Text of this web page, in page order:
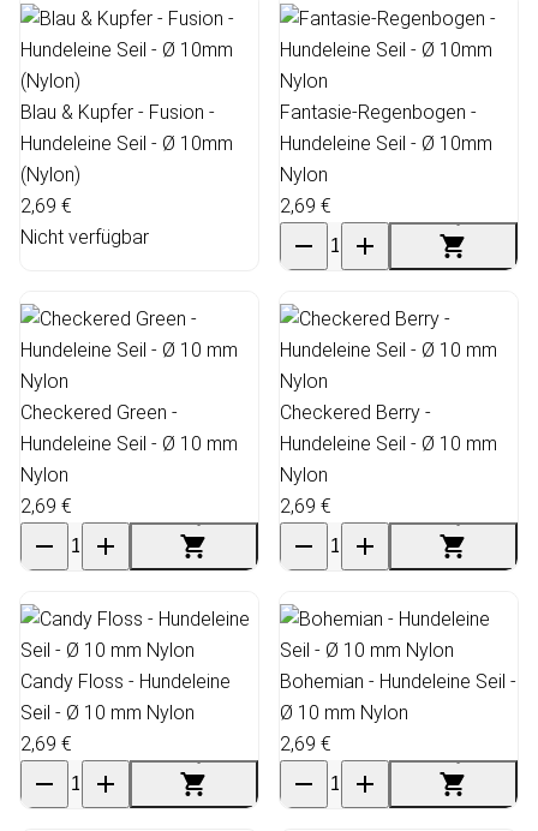
Blau & Kupfer - Fusion -
Hundeleine Seil - Ø 10mm
(Nylon)
2,69 €
Nicht verfügbar
Fantasie-Regenbogen -
Hundeleine Seil - Ø 10mm
Nylon
2,69 €
Checkered Green -
Hundeleine Seil - Ø 10 mm
Nylon
2,69 €
Checkered Berry -
Hundeleine Seil - Ø 10 mm
Nylon
2,69 €
Candy Floss - Hundeleine
Seil - Ø 10 mm Nylon
2,69 €
Bohemian - Hundeleine Seil -
Ø 10 mm Nylon
2,69 €